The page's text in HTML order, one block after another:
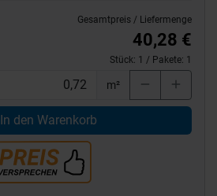
Gesamtpreis / Liefermenge
40,28 €
Stück: 1 / Pakete: 1
m²
In den Warenkorb